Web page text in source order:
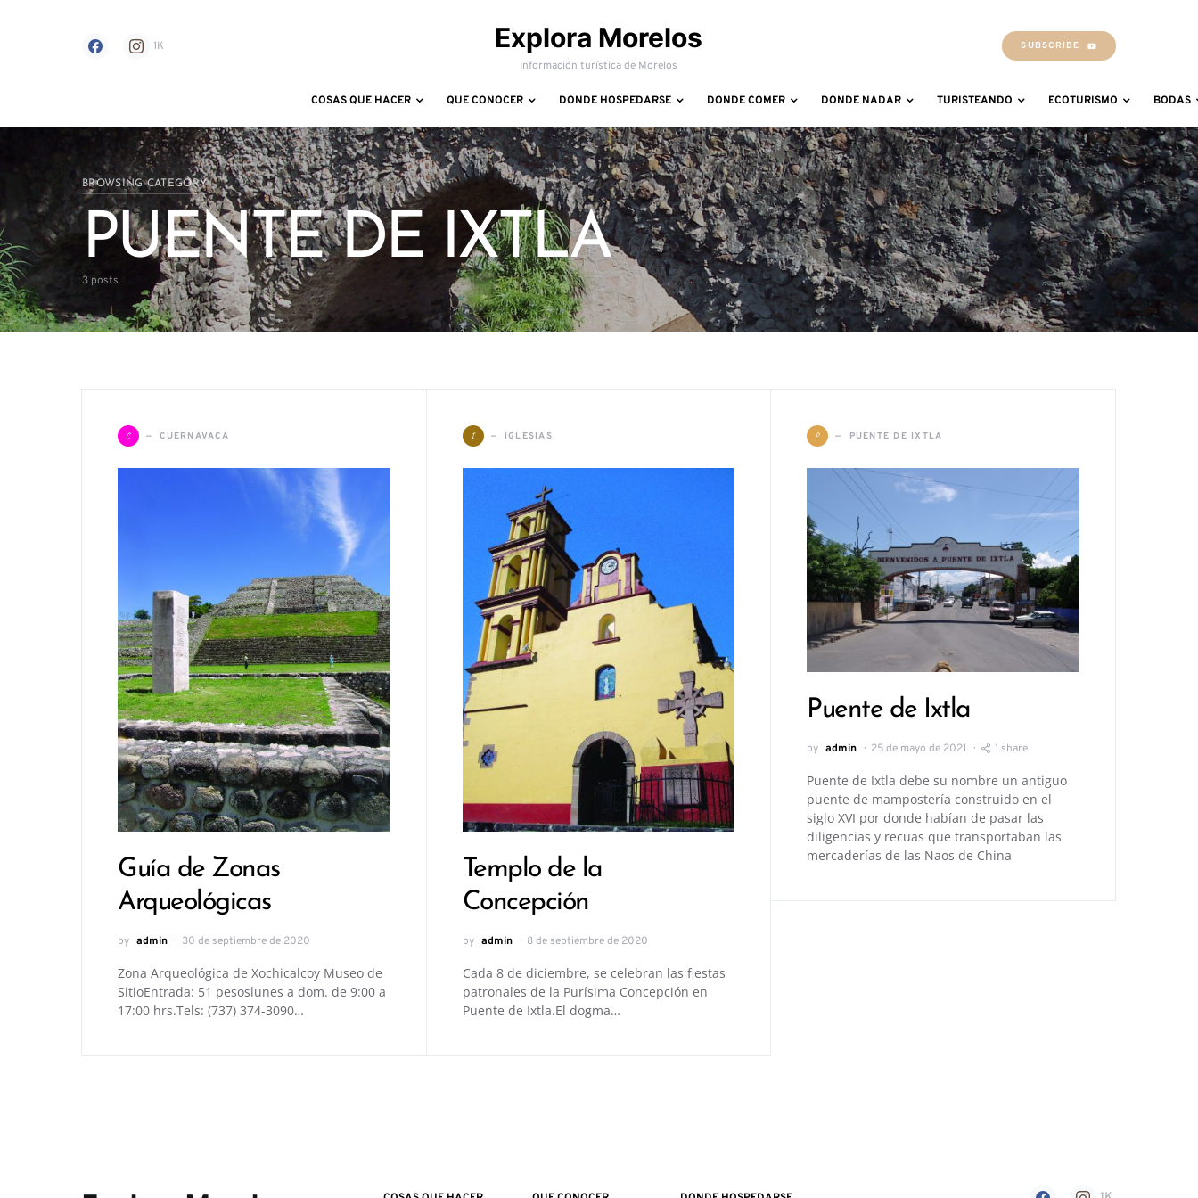
1K Explora Morelos
Información turística de Morelos
SUBSCRIBE
COSAS QUE HACER QUE CONOCER DONDE HOSPEDARSE DONDE COMER DONDE NADAR TURISTEANDO ECOTURISMO BODAS
BROWSING CATEGORY
PUENTE DE IXTLA
3 posts
C CUERNAVACA
Guía de Zonas
Arqueológicas
by admin 30 de septiembre de 2020
Zona Arqueológica de Xochicalcoy Museo de
SitioEntrada: 51 pesoslunes a dom. de 9:00 a
17:00 hrs.Tels: (737) 374-3090…
I IGLESIAS
Templo de la
Concepción
by admin 8 de septiembre de 2020
Cada 8 de diciembre, se celebran las fiestas
patronales de la Purísima Concepción en
Puente de Ixtla.El dogma…
P PUENTE DE IXTLA
Puente de Ixtla
by admin 25 de mayo de 2021 1 share
Puente de Ixtla debe su nombre un antiguo
puente de mampostería construido en el
siglo XVI por donde habían de pasar las
diligencias y recuas que transportaban las
mercaderías de las Naos de China